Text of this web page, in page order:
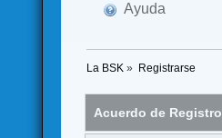
Ayuda
La BSK » Registrarse
Acuerdo de Registro